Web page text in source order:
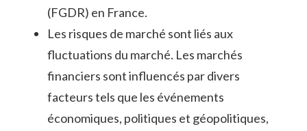
(FGDR) en France.
Les risques de marché sont liés aux
fluctuations du marché. Les marchés
financiers sont influencés par divers
facteurs tels que les événements
économiques, politiques et géopolitiques,